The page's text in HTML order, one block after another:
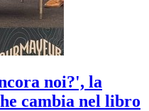
noi?', la
cambia nel libro